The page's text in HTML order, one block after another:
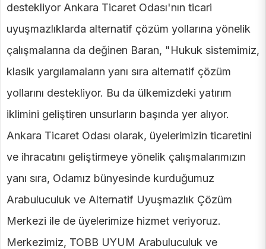
destekliyor Ankara Ticaret Odası'nın ticari
uyuşmazlıklarda alternatif çözüm yollarına yönelik
çalışmalarına da değinen Baran, "Hukuk sistemimiz,
klasik yargılamaların yanı sıra alternatif çözüm
yollarını destekliyor. Bu da ülkemizdeki yatırım
iklimini geliştiren unsurların başında yer alıyor.
Ankara Ticaret Odası olarak, üyelerimizin ticaretini
ve ihracatını geliştirmeye yönelik çalışmalarımızın
yanı sıra, Odamız bünyesinde kurduğumuz
Arabuluculuk ve Alternatif Uyuşmazlık Çözüm
Merkezi ile de üyelerimize hizmet veriyoruz.
Merkezimiz, TOBB UYUM Arabuluculuk ve